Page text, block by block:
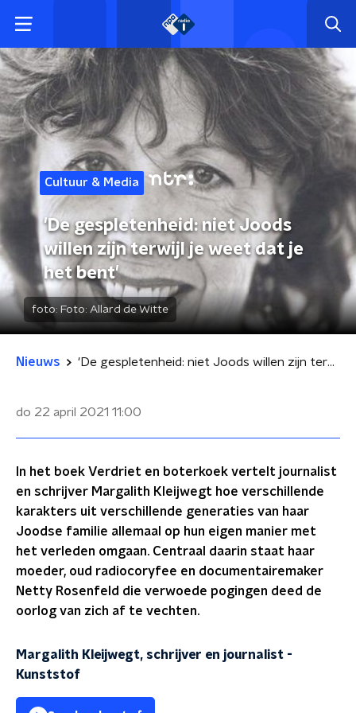
Cultuur & Media
'De gespletenheid: niet Joods
willen zijn terwijl je weet dat je
het bent'
foto: Foto: Allard de Witte
Nieuws 'De gespletenheid: niet Joods willen zijn terwijl je weet dat je het bent'
do 22 april 2021 11:00
In het boek Verdriet en boterkoek vertelt journalist
en schrijver Margalith Kleijwegt hoe verschillende
karakters uit verschillende generaties van haar
Joodse familie allemaal op hun eigen manier met
het verleden omgaan. Centraal daarin staat haar
moeder, oud radiocoryfee en documentairemaker
Netty Rosenfeld die verwoede pogingen deed de
oorlog van zich af te vechten.
Margalith Kleijwegt, schrijver en journalist -
Kunststof